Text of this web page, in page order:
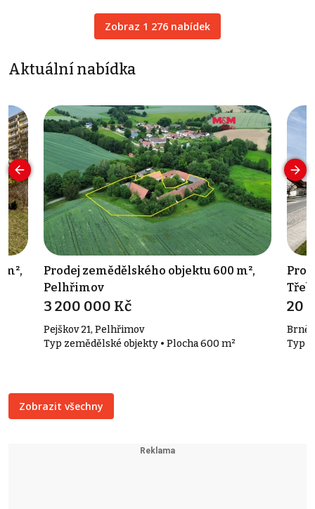
Zobraz 1 276 nabídek
Aktuální nabídka
Prodej zemědělského objektu 600 m²,
Pelhřimov
3 200 000 Kč
Pejškov 21, Pelhřimov
Typ zemědělské objekty • Plocha 600 m²
20
Typ
Zobrazit všechny